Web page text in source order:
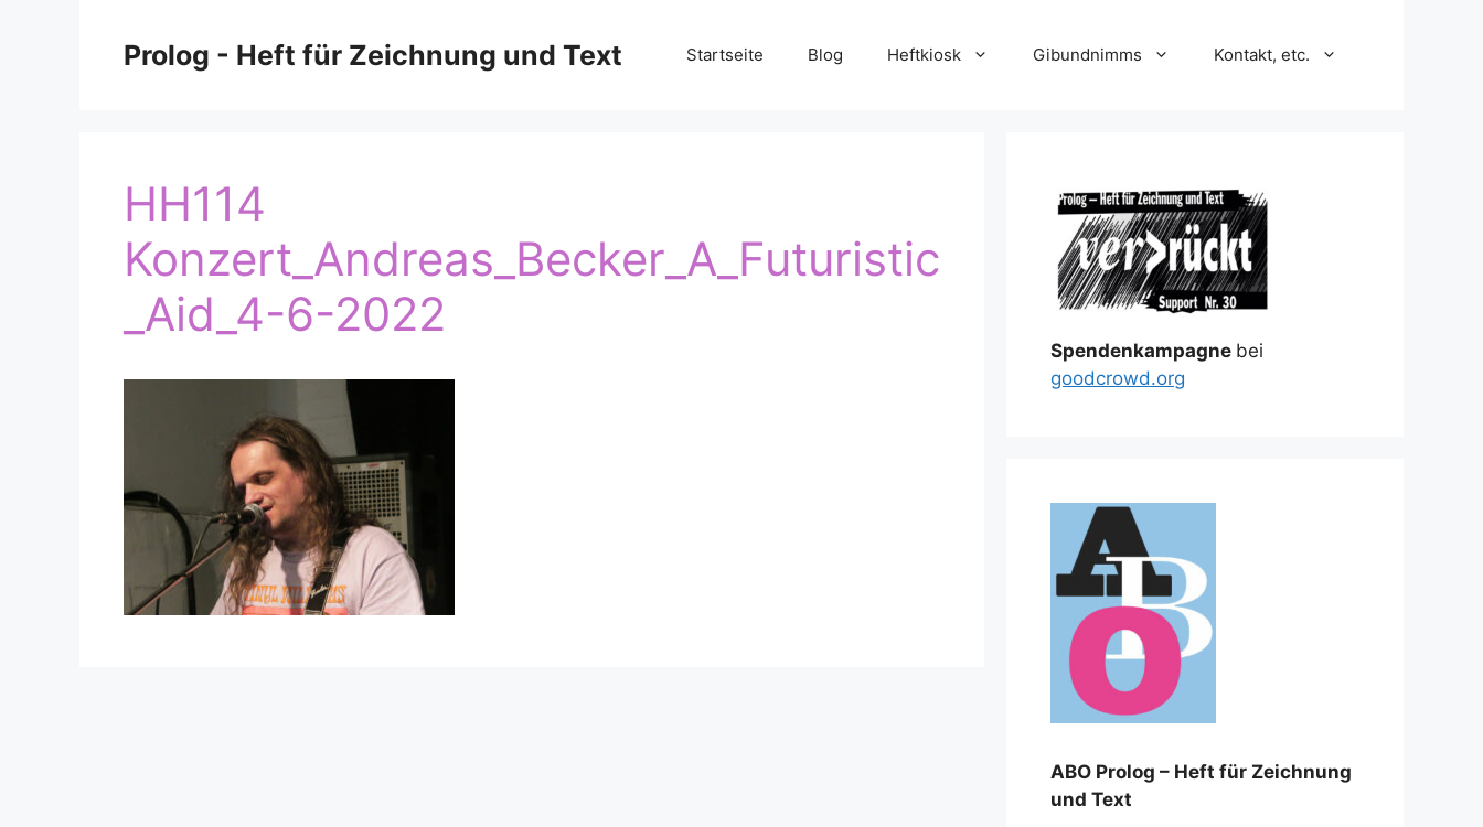
Prolog - Heft für Zeichnung und Text Startseite Blog Heftkiosk Gibundnimms Kontakt, etc.
HH114
Konzert_Andreas_Becker_A_Futuristic
_Aid_4-6-2022
Spendenkampagne bei
goodcrowd.org
ABO Prolog – Heft für Zeichnung
und Text